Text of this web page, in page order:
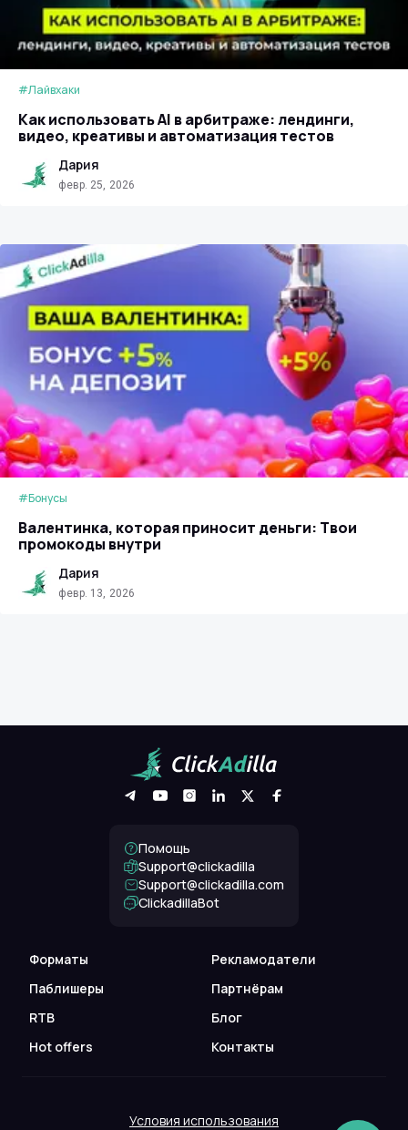
#Лайвхаки
Как использовать AI в арбитраже: лендинги,
видео, креативы и автоматизация тестов
Дария
февр. 25, 2026
#Бонусы
Валентинка, которая приносит деньги: Твои
промокоды внутри
Дария
февр. 13, 2026
Форматы
Рекламодатели
Паблишеры
Партнёрам
RTB
Блог
Hot offers
Контакты
Помощь
Support@clickadilla
support@clickadilla.com
ClickadillaBot
Условия использования